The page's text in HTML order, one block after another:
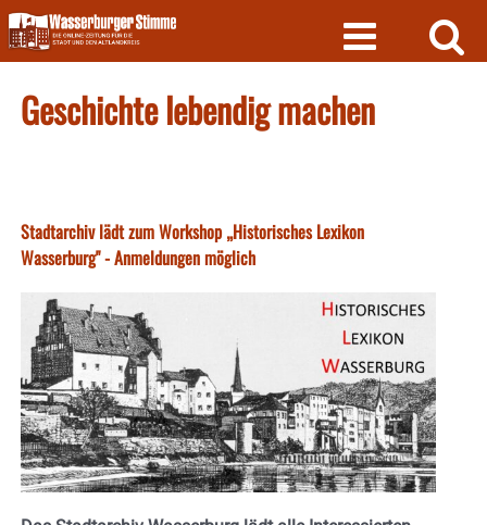
Skip
to
content
Geschichte lebendig machen
Stadtarchiv lädt zum Workshop „Historisches Lexikon
Wasserburg" - Anmeldungen möglich